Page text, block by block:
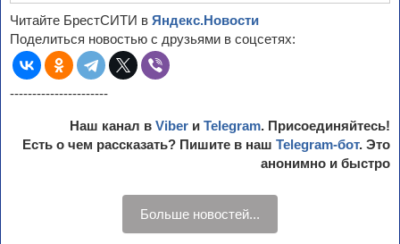
Читайте БрестСИТИ в Яндекс.Новости
Поделиться новостью с друзьями в соцсетях:
----------------------
Наш канал в Viber и Telegram. Присоединяйтесь!
Есть о чем рассказать? Пишите в наш Telegram-бот. Это
анонимно и быстро
Больше новостей...